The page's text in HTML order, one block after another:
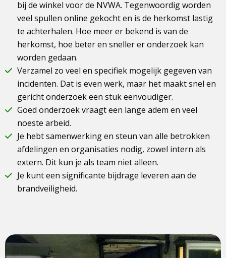
bij de winkel voor de NVWA. Tegenwoordig worden
veel spullen online gekocht en is de herkomst lastig
te achterhalen. Hoe meer er bekend is van de
herkomst, hoe beter en sneller er onderzoek kan
worden gedaan.
Verzamel zo veel en specifiek mogelijk gegeven van
incidenten. Dat is even werk, maar het maakt snel en
gericht onderzoek een stuk eenvoudiger.
Goed onderzoek vraagt een lange adem en veel
noeste arbeid.
Je hebt samenwerking en steun van alle betrokken
afdelingen en organisaties nodig, zowel intern als
extern. Dit kun je als team niet alleen.
Je kunt een significante bijdrage leveren aan de
brandveiligheid.
View
photo